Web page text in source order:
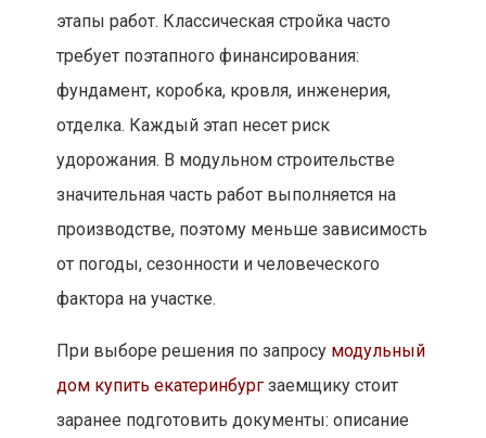
этапы работ. Классическая стройка часто
требует поэтапного финансирования:
фундамент, коробка, кровля, инженерия,
отделка. Каждый этап несет риск
удорожания. В модульном строительстве
значительная часть работ выполняется на
производстве, поэтому меньше зависимость
от погоды, сезонности и человеческого
фактора на участке.
При выборе решения по запросу модульный
дом купить екатеринбургзаемщику стоит
заранее подготовить документы: описание